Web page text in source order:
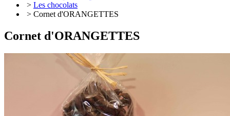
> Les chocolats
> Cornet d'ORANGETTES
Cornet d'ORANGETTES